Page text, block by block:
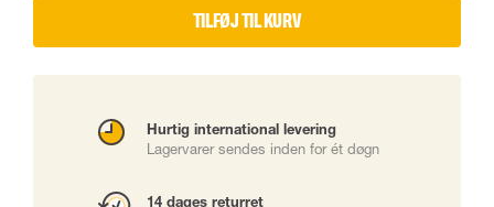
TILFØJ TIL KURV
Hurtig international levering
Lagervarer sendes inden for ét døgn
14 dages returret